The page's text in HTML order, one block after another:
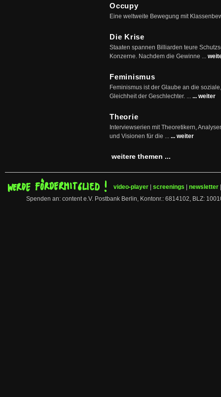
Occupy
Eine weltweite Bewegung mit
Die Krise
Staaten spannen Billiarden teure
Konzerne. Nachdem die Gewinne ...
Feminismus
Feminismus ist der Glaube an die
Gleichheit der Geschlechter. ... ... weiter
Theorie
Interviewserien mit Theoretikern,
und Visionen für die ... ... weiter
weitere themen ...
video-player screenings newsletter
Spenden an: content e.V. Postbank Berlin, Kontonr.: 6814102, BLZ: